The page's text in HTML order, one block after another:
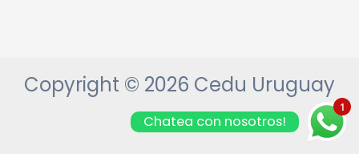
Copyright © 2026 Cedu Uruguay
1
Chatea con nosotros!